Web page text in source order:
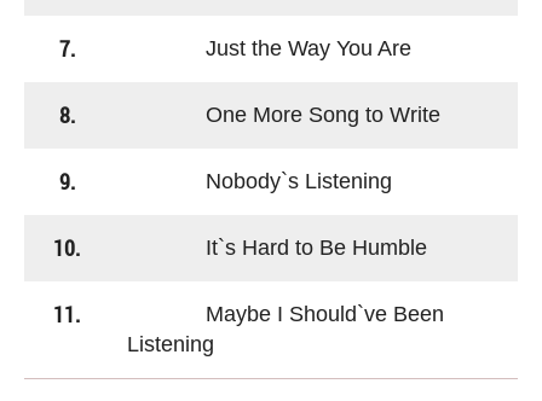
7. Just the Way You Are
8. One More Song to Write
9. Nobody`s Listening
10. It`s Hard to Be Humble
11.
Maybe I Should`ve Been
Listening